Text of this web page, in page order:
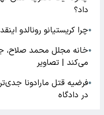
داد؟
●چرا کریستیانو رونالدو
●خانه مجلل محمد صلاح،
می‌کند | تصاویر
●فرضیه قتل مارادونا
در دادگاه